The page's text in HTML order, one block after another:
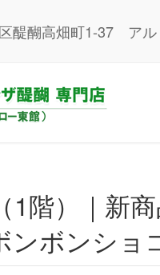
醍醐高畑町1-37 アル
ンボンショ